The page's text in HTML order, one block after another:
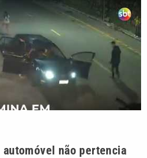
automóvel não pertencia